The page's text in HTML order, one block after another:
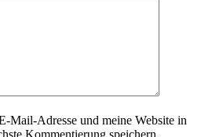
Mail-Adresse und meine Website in
Kommentierung speichern.